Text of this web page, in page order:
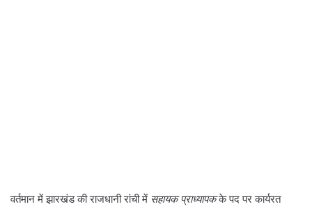
वर्तमान में झारखंड की राजधानी रांची में सहायक प्राध्यापकके पद पर कार्यरत